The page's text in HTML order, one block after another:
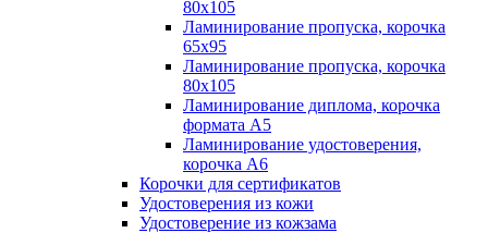
80х105
Ламинирование пропуска, корочка
65х95
Ламинирование пропуска, корочка
80х105
Ламинирование диплома, корочка
формата А5
Ламинирование удостоверения,
корочка А6
Корочки для сертификатов
Удостоверения из кожи
Удостоверение из кожзама